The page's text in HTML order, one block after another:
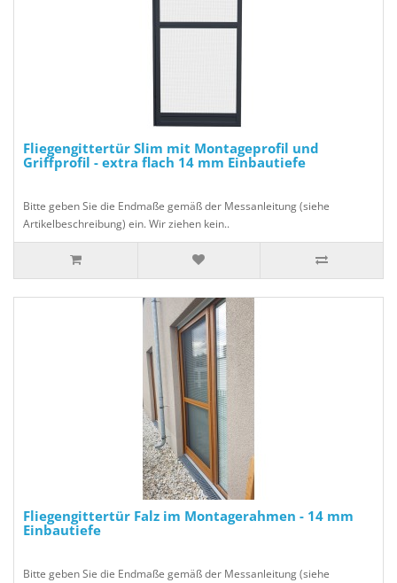
Fliegengittertür Slim mit Montageprofil und
Griffprofil - extra flach 14 mm Einbautiefe
Bitte geben Sie die Endmaße gemäß der Messanleitung (siehe
Artikelbeschreibung) ein. Wir ziehen kein..
Fliegengittertür Falz im Montagerahmen - 14 mm
Einbautiefe
Bitte geben Sie die Endmaße gemäß der Messanleitung (siehe